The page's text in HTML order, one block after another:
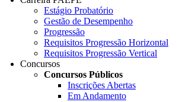
Estágio Probatório
Gestão de Desempenho
Progressão
Requisitos Progressão Horizontal
Requisitos Progressão Vertical
Concursos
Concursos Públicos
Inscrições Abertas
Em Andamento